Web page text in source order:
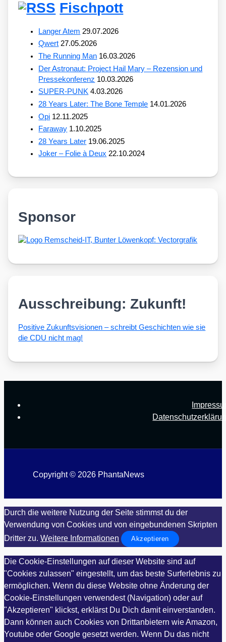
Fischpott
Langer Atem 29.07.2026
Qwert 27.05.2026
The Running Man 16.03.2026
Der Astronaut: Project Hail Mary – Rezension und
Pressekonferenz 10.03.2026
SUPER-PUNK 4.03.2026
28 Years Later: The Bone Temple 14.01.2026
Opi 12.11.2025
Faraway 1.10.2025
28 Years Later 19.06.2025
Joker – Folie à Deux 22.10.2024
Sponsor
Ausschreibung: Zukunft!
Posi­ti­ve Zukunfts­vi­sio­nen – schreibt Geschich­ten wie sie
die CDU nicht mag!
Copyright © 2026 PhantaNews
Durch die weitere Nutzung der Seite stimmst du der
Verwendung von Cookies und von eingebundenen Skripten
Dritter zu. Weitere Informationen Akzeptieren
Die Cookie-Einstellungen auf dieser Website sind auf
"Cookies zulassen" eingestellt, um das beste Surferlebnis zu
ermöglichen. Wenn du diese Website ohne Änderung der
Cookie-Einstellungen verwendest (Navigation) oder auf
"Akzeptieren" klickst, erklärst Du Dich damit einverstanden.
Dann können auch Cookies von Drittanbietern wie Amazon,
Youtube oder Google gesetzt werden. Wenn Du das nicht